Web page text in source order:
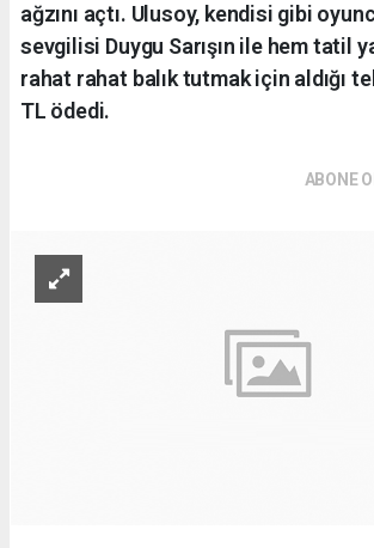
ağzını açtı. Ulusoy, kendisi gibi
sevgilisi Duygu Sarışın ile hem tatil
rahat rahat balık tutmak için aldığı
TL ödedi.
ABONE